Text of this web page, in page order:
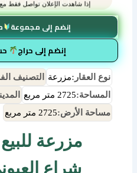
إنضم إلى مجموعة
إنضم إلى حراج
نوع العقار:مزرعة التصنيف
المساحة:2725 متر مربع
مساحة الأرض:2725 متر مربع
مزرعة
شراع